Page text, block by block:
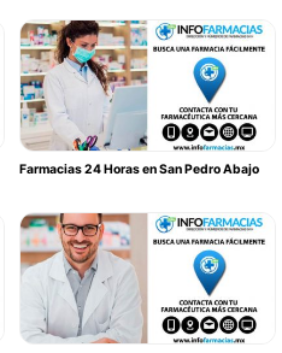
Farmacias 24 Horas en San Pedro Abajo